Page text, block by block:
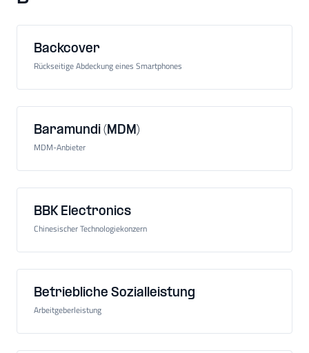
Backcover
Rückseitige Abdeckung eines Smartphones
Baramundi (MDM)
MDM-Anbieter
BBK Electronics
Chinesischer Technologiekonzern
Betriebliche Sozialleistung
Arbeitgeberleistung